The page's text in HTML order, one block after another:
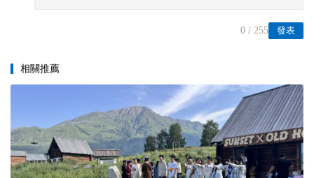
發表
0 / 255
相關推薦